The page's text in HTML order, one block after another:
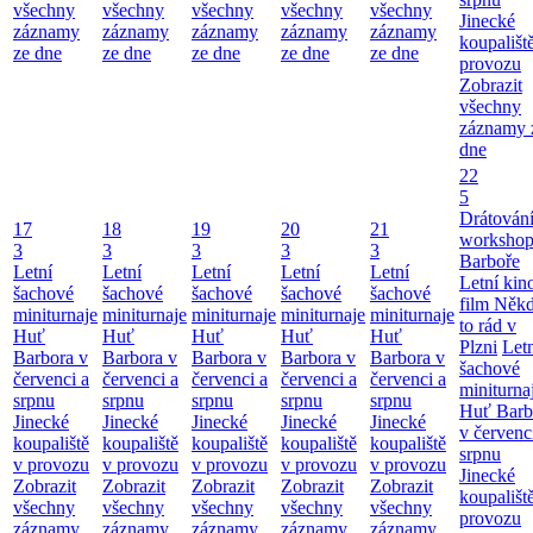
všechny
záznamy
ze dne
všechny
záznamy
ze dne
všechny
záznamy
ze dne
všechny
záznamy
ze dne
všechny
záznamy
ze dne
Jinecké
provozu
Zobrazit
všechny
záznamy
dne
17
3
Letní
šachové
miniturnaje
Huť
Barbora v
červenci a
srpnu
Jinecké
koupaliště
v provozu
Zobrazit
všechny
záznamy
18
3
Letní
šachové
miniturnaje
Huť
Barbora v
červenci a
srpnu
Jinecké
koupaliště
v provozu
Zobrazit
všechny
záznamy
19
3
Letní
šachové
miniturnaje
Huť
Barbora v
červenci a
srpnu
Jinecké
koupaliště
v provozu
Zobrazit
všechny
záznamy
20
3
Letní
šachové
miniturnaje
Huť
Barbora v
červenci a
srpnu
Jinecké
koupaliště
v provozu
Zobrazit
všechny
záznamy
21
3
Letní
šachové
miniturnaje
Huť
Barbora v
červenci a
srpnu
Jinecké
koupaliště
v provozu
Zobrazit
všechny
záznamy
22
5
Barboře
Letní
film
to rád v
Plzni
šachové
Huť
v
srpnu
Jinecké
provozu